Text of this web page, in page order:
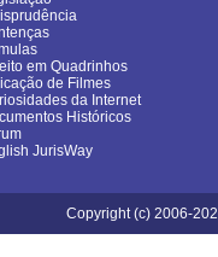
em Quadrinhos
de Filmes
da Internet
Históricos
JurisWay
Copyright (c) 2006-